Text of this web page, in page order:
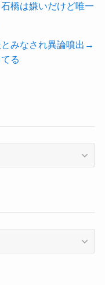
橋は嫌いだけど唯一
みなされ異論噴出→
る